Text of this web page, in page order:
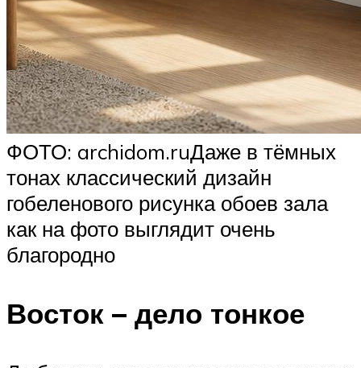
ФОТО: archidom.ruДаже в тёмных
тонах классический дизайн
гобеленового рисунка обоев зала
как на фото выглядит очень
благородно
Восток – дело тонкое